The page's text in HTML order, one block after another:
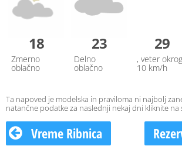
18
Zmerno
oblačno
23
Delno
oblačno
29
, veter okrog
10 km/h
Ta napoved je modelska in praviloma ni najbolj
natančne podatke za naslednji nekaj dni kliknite na
Vreme Ribnica